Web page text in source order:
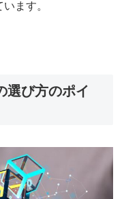
ます。
選び方のポイ